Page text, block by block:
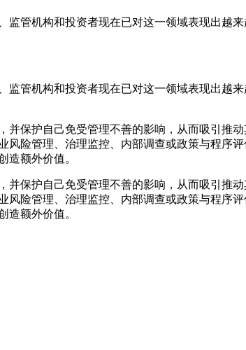
管机构和投资者现在已对这一领域表现出越
管机构和投资者现在已对这一领域表现出越
保护自己免受管理不善的影响，从而吸引推
险管理、治理监控、内部调查或政策与程序
造额外价值。
保护自己免受管理不善的影响，从而吸引推
险管理、治理监控、内部调查或政策与程序
造额外价值。